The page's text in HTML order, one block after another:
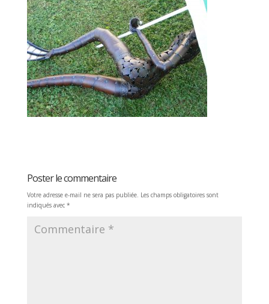
Poster le commentaire
Votre adresse e-mail ne sera pas publiée. Les champs obligatoires sont
indiqués avec *